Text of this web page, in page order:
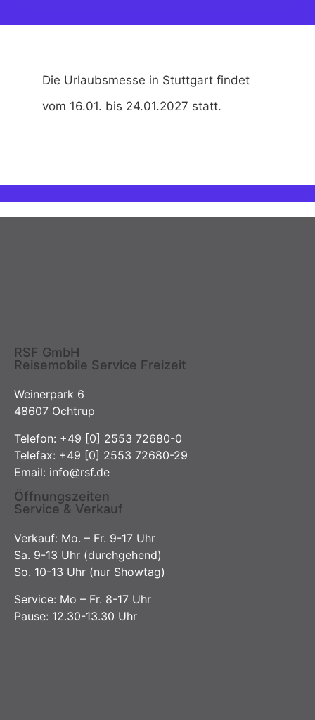
Die Urlaubsmesse in Stuttgart findet
vom 16.01. bis 24.01.2027 statt.
RSF GmbH
Reisemobile Service Freizeit
Weinerpark 6
48607 Ochtrup
Telefon: +49 [0] 2553 72680-0
Telefax: +49 [0] 2553 72680-29
Email: info@rsf.de
Öffnungszeiten
Service & Verkauf
Verkauf: Mo. – Fr. 9-17 Uhr
Sa. 9-13 Uhr (durchgehend)
So. 10-13 Uhr (nur Showtag)
Service: Mo – Fr. 8-17 Uhr
Pause: 12.30-13.30 Uhr